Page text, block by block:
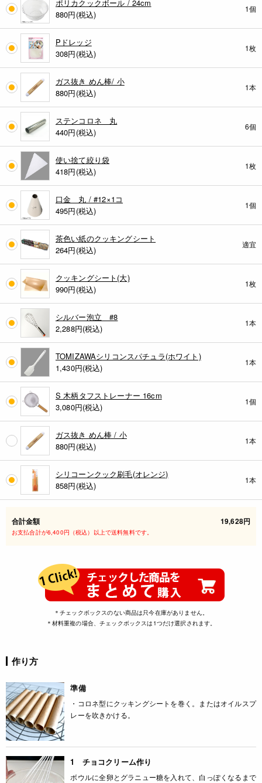
ポリカクックボール / 24cm
880円(税込)
1個
Pドレッジ
308円(税込)
1枚
ガス抜き めん棒/ 小
880円(税込)
1本
ステンコロネ 丸
440円(税込)
6個
使い捨て絞り袋
418円(税込)
1枚
口金 丸 / #12×1コ
495円(税込)
1個
茶色い紙のクッキングシート
264円(税込)
適宜
クッキングシート(大)
990円(税込)
1枚
シルバー泡立 #8
2,288円(税込)
1本
TOMIZAWAシリコンスパチュラ(ホワイト)
1,430円(税込)
1本
S 木柄タフストレーナー 16cm
3,080円(税込)
1個
ガス抜き めん棒 / 小
880円(税込)
1本
シリコーンクック刷毛(オレンジ)
858円(税込)
1本
合計金額 19,628円
お支払合計が6,400円（税込）以上で送料無料です。
＊チェックボックスのない商品は只今在庫がありません。
＊材料重複の場合、チェックボックスは1つだけ選択されます。
作り方
準備
・コロネ型にクッキングシートを巻く。またはオイルスプ
レーを吹きかける。
1 チョコクリーム作り
ボウルに全卵とグラニュー糖を入れて、白っぽくなるまで